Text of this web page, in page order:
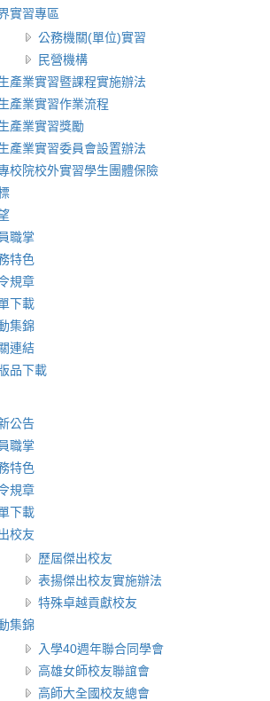
實習專區
公務機關(單位)實習
民營機構
產業實習暨課程實施辦法
產業實習作業流程
產業實習獎勵
產業實習委員會設置辦法
校院校外實習學生團體保險
職掌
特色
規章
下載
集錦
連結
品下載
公告
職掌
特色
規章
下載
校友
歷屆傑出校友
表揚傑出校友實施辦法
特殊卓越貢獻校友
集錦
入學40週年聯合同學會
高雄女師校友聯誼會
高師大全國校友總會